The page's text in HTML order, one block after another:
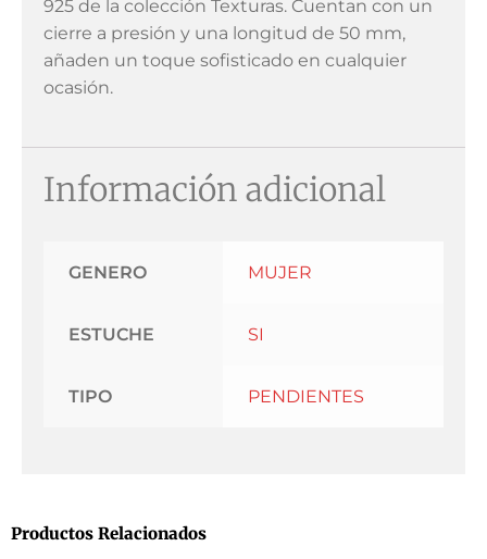
925 de la colección Texturas. Cuentan con un
cierre a presión y una longitud de 50 mm,
añaden un toque sofisticado en cualquier
ocasión.
Información adicional
GENERO MUJER
ESTUCHE SI
TIPO PENDIENTES
Productos Relacionados